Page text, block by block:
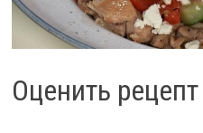
Оценить рецепт